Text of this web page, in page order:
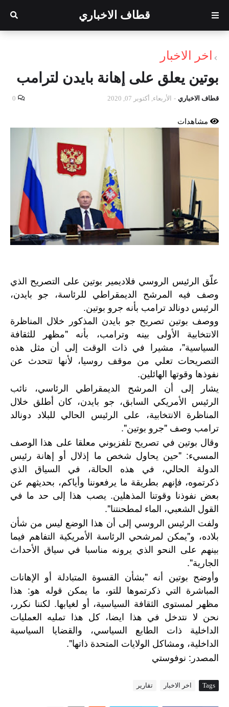
قطاف الاخباري
اخر الاخبار
بوتين يعلق على إهانة بايدن لترامب
قطاف الاخباري - الأربعاء, أكتوبر 07, 2020 0
مشاهدات
علّق الرئيس الروسي فلاديمير بوتين على التصريح الذي
وصف فيه المرشح الديمقراطي للرئاسة، جو بايدن،
الرئيس دونالد ترامب بأنه جرو بوتين.
ووصف بوتين تصريح جو بايدن المذكور خلال المناظرة
الانتخابية الأولى بينه وترامب، بأنه "مظهر للثقافة
السياسية"، مشيرا في ذات الوقت إلى أن مثل هذه
التصريحات تعلي من موقف روسيا، لأنها تتحدث عن
نفوذها وقوتها الهائلين.
يشار إلى أن المرشح الديمقراطي الرئاسي، نائب
الرئيس الأمريكي السابق، جو بايدن، كان أطلق خلال
المناظرة الانتخابية، على الرئيس الحالي للبلاد دونالد
ترامب وصف "جرو بوتين".
وقال بوتين في تصريح تلفزيوني معلقا على هذا الوصف
المسيء: "حين يحاول شخص ما إذلال أو إهانة رئيس
الدولة الحالي، في هذه الحالة، في السياق الذي
ذكرتموه، فإنهم بطريقة ما يرفعوننا وأياكم، بحديثهم عن
بعض نفوذنا وقوتنا المذهلين. يصب هذا إلى حد ما في
القول الشعبي، الماء لمطحنتنا".
ولفت الرئيس الروسي إلى أن هذا الوضع ليس من شأن
بلاده، و"يمكن لمرشحي الرئاسة الأمريكية التفاهم فيما
بينهم على النحو الذي يرونه مناسبا في سياق الأحداث
الجارية".
وأوضح بوتين أنه "بشأن القسوة المتبادلة أو الإهانات
المباشرة التي ذكرتموها للتو، ما يمكن قوله هو: هذا
مظهر لمستوى الثقافة السياسية، أو لغيابها. لكننا نكرر،
نحن لا نتدخل في هذا ايضا، كل هذا تمليه العمليات
الداخلية ذات الطابع السياسي، والقضايا السياسية
الداخلية، ومشاكل الولايات المتحدة ذاتها".
المصدر : نوفوستي
Tags اخر الاخبار تقارير